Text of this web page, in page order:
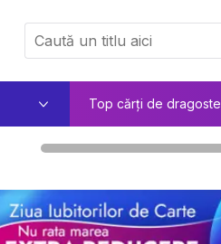
Top cărți de dragoste